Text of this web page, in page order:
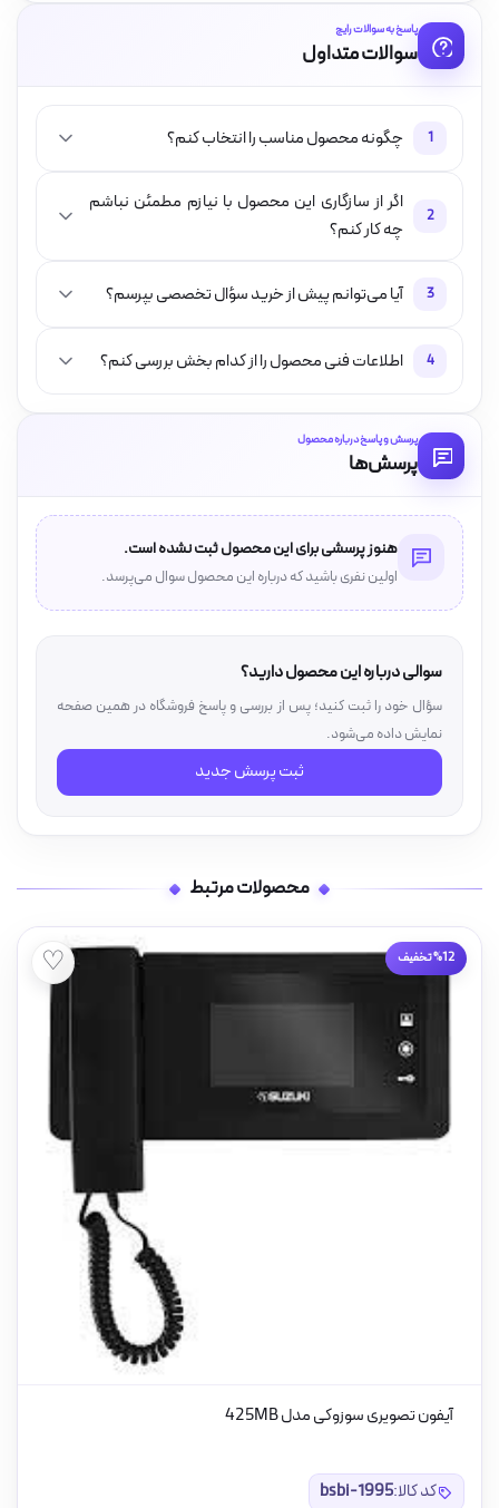
پاسخ به سوالات رایج
سوالات متداول
1 چگونه محصول مناسب را انتخاب کنم؟
2
اگر از سازگاری این محصول با نیازم مطمئن نباشم
چه کار کنم؟
3 آیا می‌توانم پیش از خرید سؤال تخصصی بپرسم؟
4 اطلاعات فنی محصول را از کدام بخش بررسی کنم؟
پرسش و پاسخ درباره محصول
پرسش‌ها
هنوز پرسشی برای این محصول ثبت نشده است.
اولین نفری باشید که درباره این محصول سوال می‌پرسد.
سوالی درباره این محصول دارید؟
سؤال خود را ثبت کنید؛ پس از بررسی و پاسخ فروشگاه در همین صفحه
نمایش داده می‌شود.
ثبت پرسش جدید
محصولات مرتبط
%12 تخفیف ♡
آیفون تصویری سوزوکی مدل 425MB
کد کالا:bsbi-1995